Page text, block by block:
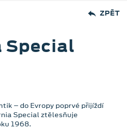
ZPĚT
Special
– do Evropy poprvé přijíždí
Special ztělesňuje
1968.